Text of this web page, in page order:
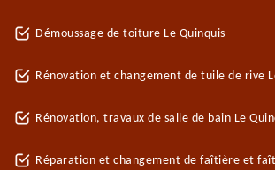
Démoussage de toiture Le Quinquis
Rénovation et changement de tuile de rive
Rénovation, travaux de salle de bain Le
Réparation et changement de faîtière et